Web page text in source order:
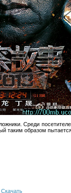
Среди
образом
Скачать